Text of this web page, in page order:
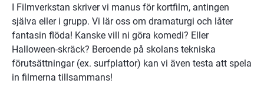
I Filmverkstan skriver vi manus för kortfilm, antingen
själva eller i grupp. Vi lär oss om dramaturgi och låter
fantasin flöda! Kanske vill ni göra komedi? Eller
Halloween-skräck? Beroende på skolans tekniska
förutsättningar (ex. surfplattor) kan vi även testa att spela
in filmerna tillsammans!